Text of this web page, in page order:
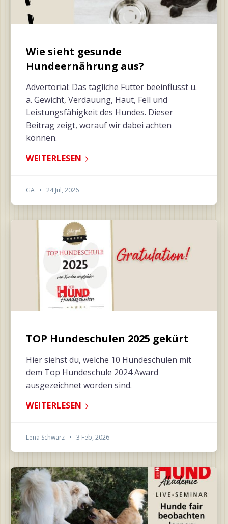
Wie sieht gesunde
Hundeernährung aus?
Advertorial: Das tägliche Futter beeinflusst u.
a. Gewicht, Verdauung, Haut, Fell und
Leistungsfähigkeit des Hundes. Dieser
Beitrag zeigt, worauf wir dabei achten
können.
WEITERLESEN
GA • 24 Jul, 2026
TOP Hundeschulen 2025 gekürt
Hier siehst du, welche 10 Hundeschulen mit
dem Top Hundeschule 2024 Award
ausgezeichnet worden sind.
WEITERLESEN
Lena Schwarz • 3 Feb, 2026